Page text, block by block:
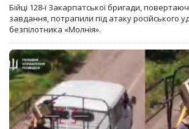
Бійці 128-ї Закарпатської бригади,
завдання, потрапили під атаку російського
безпілотника «Молнія».